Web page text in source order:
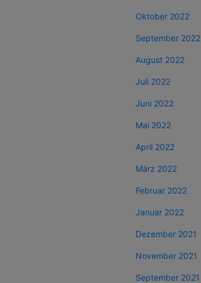
Oktober 2022
September 2022
August 2022
Juli 2022
Juni 2022
Mai 2022
April 2022
März 2022
Februar 2022
Januar 2022
Dezember 2021
November 2021
September 2021